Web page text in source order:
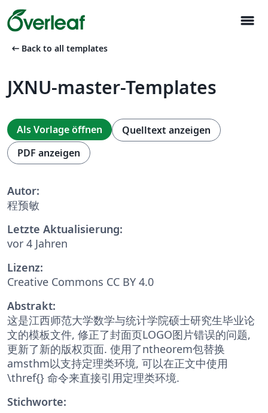
menu
arrow_left_alt Back to all templates
JXNU-master-Templates
Als Vorlage öffnen
Quelltext anzeigen
PDF anzeigen
Autor:
程预敏
Letzte Aktualisierung:
vor 4 Jahren
Lizenz:
Creative Commons CC BY 4.0
Abstrakt:
这是江西师范大学数学与统计学院硕士研究生毕业论
文的模板文件, 修正了封面页LOGO图片错误的问题,
更新了新的版权页面. 使用了ntheorem包替换
amsthm以支持定理类环境, 可以在正文中使用
\thref{} 命令来直接引用定理类环境.
Stichworte: